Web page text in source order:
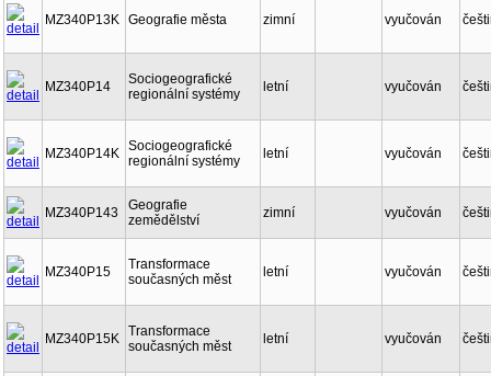
MZ340P13K Geografie města zimní vyučován
MZ340P14
Sociogeografické
regionální systémy
letní vyučován
MZ340P14K Sociogeografické
regionální systémy
letní vyučován
MZ340P143
Geografie
zemědělství
zimní vyučován
MZ340P15
Transformace
současných měst
letní vyučován
MZ340P15K Transformace
současných měst
letní vyučován